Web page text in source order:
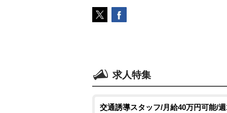
求人特集
交通誘導スタッフ/月給40万円可能/週